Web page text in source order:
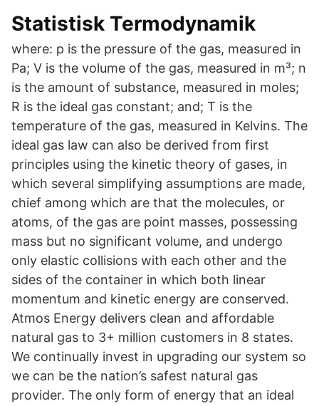
Statistisk Termodynamik
where: p is the pressure of the gas, measured in
Pa; V is the volume of the gas, measured in m³; n
is the amount of substance, measured in moles;
R is the ideal gas constant; and; T is the
temperature of the gas, measured in Kelvins. The
ideal gas law can also be derived from first
principles using the kinetic theory of gases, in
which several simplifying assumptions are made,
chief among which are that the molecules, or
atoms, of the gas are point masses, possessing
mass but no significant volume, and undergo
only elastic collisions with each other and the
sides of the container in which both linear
momentum and kinetic energy are conserved.
Atmos Energy delivers clean and affordable
natural gas to 3+ million customers in 8 states.
We continually invest in upgrading our system so
we can be the nation’s safest natural gas
provider. The only form of energy that an ideal